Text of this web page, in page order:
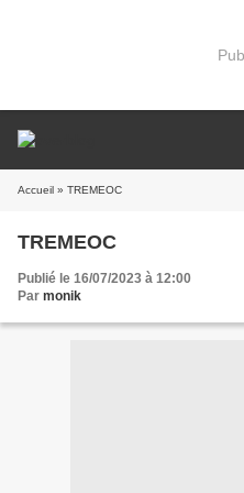
Accueil » TREMEOC
TREMEOC
Publié le 16/07/2023 à 12:00
Par monik